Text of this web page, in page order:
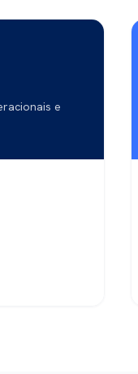
e